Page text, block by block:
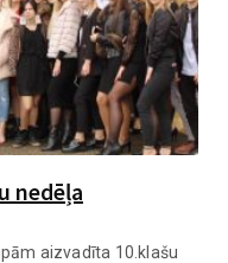
nedēļa
aizvadīta 10.klašu